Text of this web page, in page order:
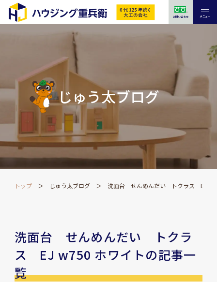
お問い合わせ メニュー
じゅう太ブログ
トップ じゅう太ブログ 洗面台 せんめんだい トクラス EJ
洗面台 せんめんだい トクラ
ス EJ w750 ホワイトの記事一
覧